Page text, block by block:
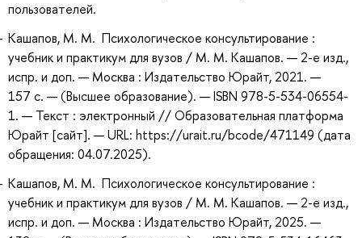
пользователей.
Кашапов, М. М. Психологическое консультирование :
учебник и практикум для вузов / М. М. Кашапов. — 2-е изд.,
испр. и доп. — Москва : Издательство Юрайт, 2021. —
157 с. — (Высшее образование). — ISBN 978-5-534-06554-
1. — Текст : электронный // Образовательная платформа
Юрайт [сайт]. — URL: https://urait.ru/bcode/471149 (дата
обращения: 04.07.2025).
Кашапов, М. М. Психологическое консультирование :
учебник и практикум для вузов / М. М. Кашапов. — 2-е изд.,
испр. и доп. — Москва : Издательство Юрайт, 2025. —